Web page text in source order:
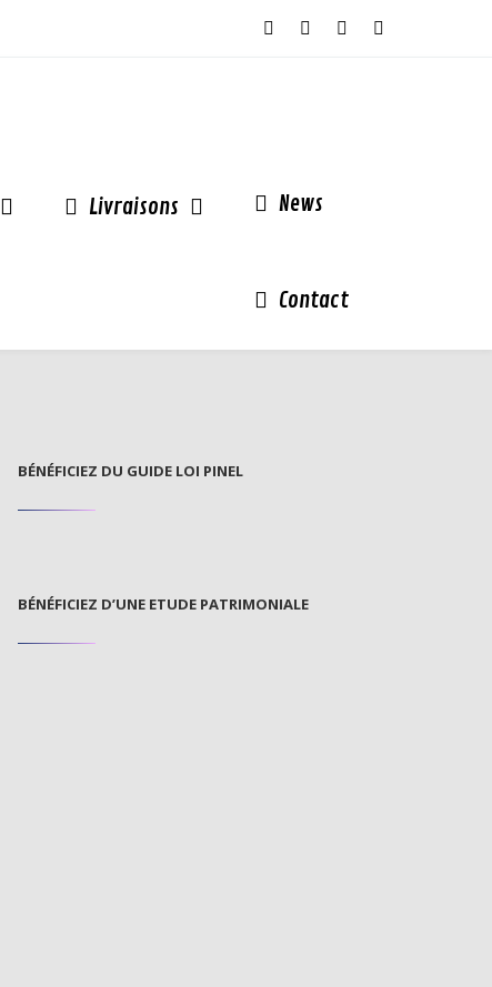
Livraisons News
Contact
BÉNÉFICIEZ DU GUIDE LOI PINEL
BÉNÉFICIEZ D’UNE ETUDE PATRIMONIALE